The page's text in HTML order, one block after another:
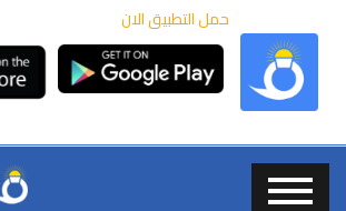
حمل التطبيق الان